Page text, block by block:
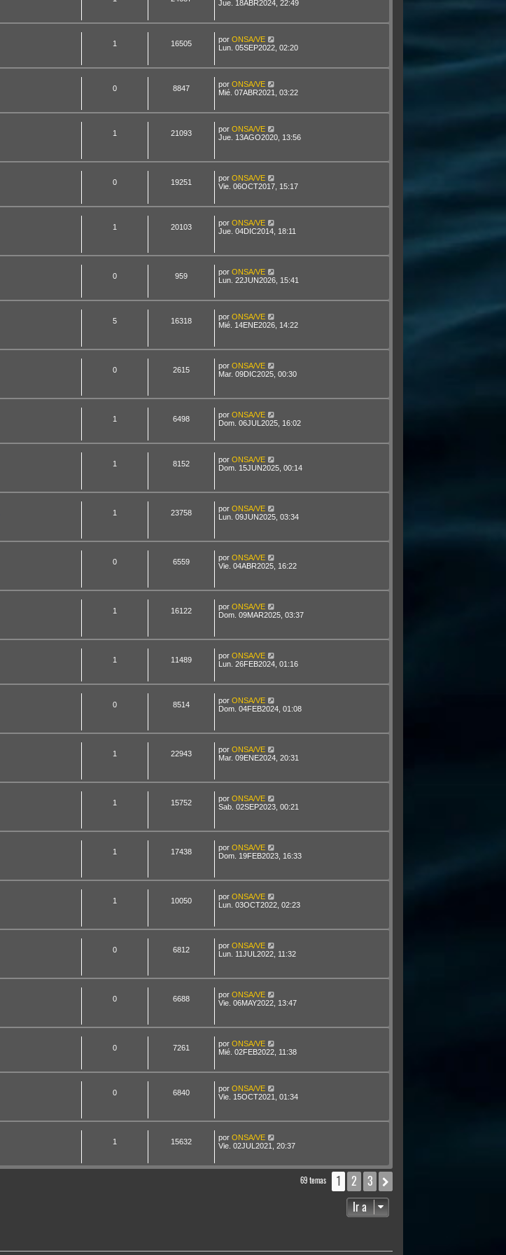
Jue. 18ABR2024, 22:49
1 16505 por ONSA/VE
Lun. 05SEP2022, 02:20
0 8847 por ONSA/VE
Mié. 07ABR2021, 03:22
1 21093 por ONSA/VE
Jue. 13AGO2020, 13:56
0 19251 por ONSA/VE
Vie. 06OCT2017, 15:17
1 20103 por ONSA/VE
Jue. 04DIC2014, 18:11
0 959 por ONSA/VE
Lun. 22JUN2026, 15:41
5 16318 por ONSA/VE
Mié. 14ENE2026, 14:22
0 2615 por ONSA/VE
Mar. 09DIC2025, 00:30
1 6498 por ONSA/VE
Dom. 06JUL2025, 16:02
1 8152 por ONSA/VE
Dom. 15JUN2025, 00:14
1 23758 por ONSA/VE
Lun. 09JUN2025, 03:34
0 6559 por ONSA/VE
Vie. 04ABR2025, 16:22
1 16122 por ONSA/VE
Dom. 09MAR2025, 03:37
1 11489 por ONSA/VE
Lun. 26FEB2024, 01:16
0 8514 por ONSA/VE
Dom. 04FEB2024, 01:08
1 22943 por ONSA/VE
Mar. 09ENE2024, 20:31
1 15752 por ONSA/VE
Sab. 02SEP2023, 00:21
1 17438 por ONSA/VE
Dom. 19FEB2023, 16:33
1 10050 por ONSA/VE
Lun. 03OCT2022, 02:23
0 6812 por ONSA/VE
Lun. 11JUL2022, 11:32
0 6688 por ONSA/VE
Vie. 06MAY2022, 13:47
0 7261 por ONSA/VE
Mié. 02FEB2022, 11:38
0 6840 por ONSA/VE
Vie. 15OCT2021, 01:34
1 15632 por ONSA/VE
Vie. 02JUL2021, 20:37
69 temas 1 2 3
Ir a